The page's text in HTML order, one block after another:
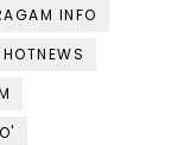
INFO
HOTNEWS